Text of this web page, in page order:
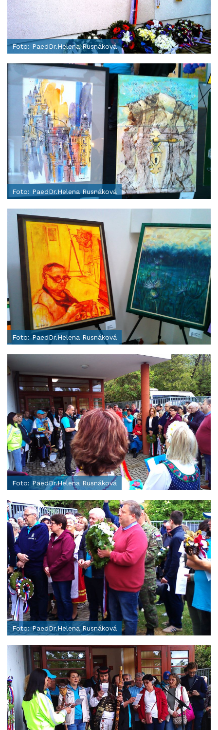
Foto: PaedDr.Helena Rusnáková
Foto: PaedDr.Helena Rusnáková
Foto: PaedDr.Helena Rusnáková
Foto: PaedDr.Helena Rusnáková
Foto: PaedDr.Helena Rusnáková